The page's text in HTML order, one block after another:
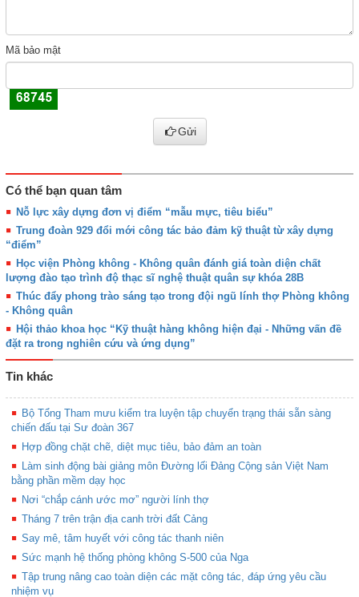
Mã bảo mật
Gửi
Có thể bạn quan tâm
Nỗ lực xây dựng đơn vị điểm “mẫu mực, tiêu biểu”
Trung đoàn 929 đổi mới công tác bảo đảm kỹ thuật từ xây dựng
“điểm”
Học viện Phòng không - Không quân đánh giá toàn diện chất
lượng đào tạo trình độ thạc sĩ nghệ thuật quân sự khóa 28B
Thúc đẩy phong trào sáng tạo trong đội ngũ lính thợ Phòng không
- Không quân
Hội thảo khoa học “Kỹ thuật hàng không hiện đại - Những vấn đề
đặt ra trong nghiên cứu và ứng dụng”
Tin khác
Bộ Tổng Tham mưu kiểm tra luyện tập chuyển trạng thái sẵn sàng
chiến đấu tại Sư đoàn 367
Hợp đồng chặt chẽ, diệt mục tiêu, bảo đảm an toàn
Làm sinh động bài giảng môn Đường lối Đảng Cộng sản Việt Nam
bằng phần mềm dạy học
Nơi “chắp cánh ước mơ” người lính thợ
Tháng 7 trên trận địa canh trời đất Cảng
Say mê, tâm huyết với công tác thanh niên
Sức mạnh hệ thống phòng không S-500 của Nga
Tập trung nâng cao toàn diện các mặt công tác, đáp ứng yêu cầu
nhiệm vụ